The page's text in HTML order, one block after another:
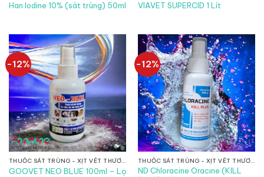
Han Iodine 10% (sát trùng) 50ml VIAVET SUPERCID 1 Lít
-12%
THUỐC SÁT TRÙNG - XỊT VẾT THƯƠNG
GOOVET NEO BLUE 100ml – Lọ
-12%
THUỐC SÁT TRÙNG - XỊT VẾT THƯƠNG
ND Chloracine Oracine (KILL